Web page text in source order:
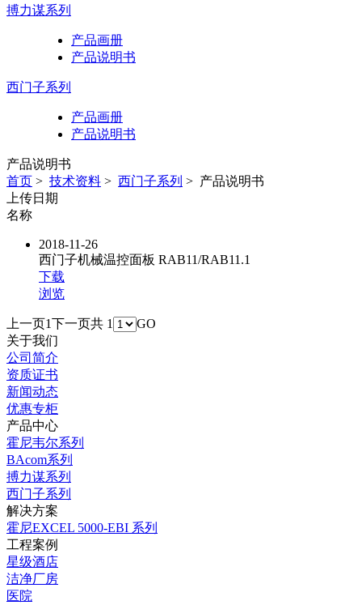
搏力谋系列
产品画册
产品说明书
西门子系列
产品画册
产品说明书
产品说明书
首页 > 技术资料 > 西门子系列 > 产品说明书
上传日期
名称
2018-11-26
西门子机械温控面板 RAB11/RAB11.1
下载
浏览
上一页1下一页共 1
GO
关于我们
公司简介
资质证书
新闻动态
优惠专柜
产品中心
霍尼韦尔系列
BAcom系列
搏力谋系列
西门子系列
解决方案
霍尼EXCEL 5000-EBI 系列
工程案例
星级酒店
洁净厂房
医院